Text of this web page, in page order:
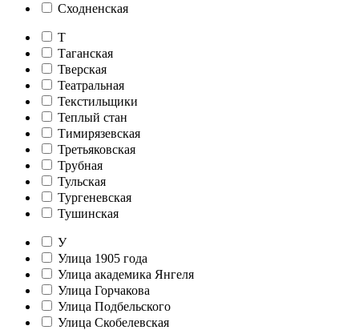
Сходненская
Т
Таганская
Тверская
Театральная
Текстильщики
Теплый стан
Тимирязевская
Третьяковская
Трубная
Тульская
Тургеневская
Тушинская
У
Улица 1905 года
Улица академика Янгеля
Улица Горчакова
Улица Подбельского
Улица Скобелевская